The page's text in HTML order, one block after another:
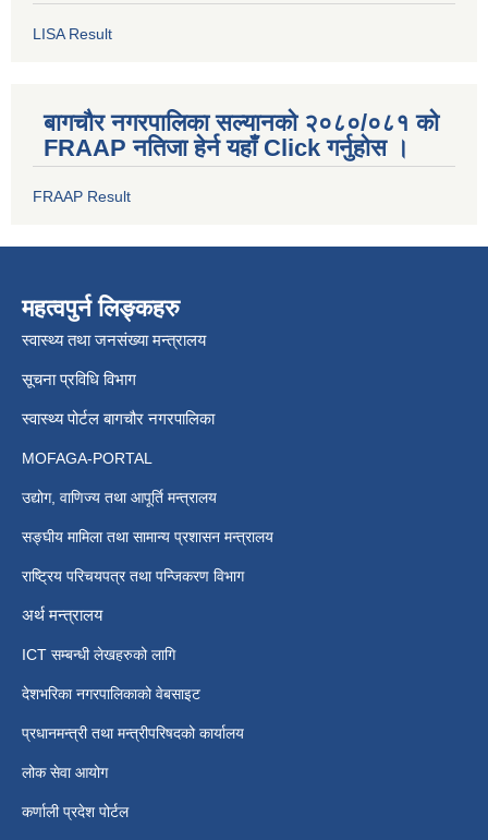
LISA Result
बागचौर नगरपालिका सल्यानको २०८०/०८१ को
FRAAP नतिजा हेर्न यहाँ Click गर्नुहोस ।
FRAAP Result
महत्वपुर्न लिङ्कहरु
स्वास्थ्य तथा जनसंख्या मन्त्रालय
सूचना प्रविधि विभाग
स्वास्थ्य पोर्टल बागचौर नगरपालिका
MOFAGA-PORTAL
उद्योग, वाणिज्य तथा आपूर्ति मन्त्रालय
सङ्घीय मामिला तथा सामान्य प्रशासन मन्त्रालय
राष्ट्रिय परिचयपत्र तथा पन्जिकरण विभाग
अर्थ मन्त्रालय
ICT सम्बन्धी लेखहरुको लागि
देशभरिका नगरपालिकाको वेबसाइट
प्रधानमन्त्री तथा मन्त्रीपरिषदको कार्यालय
लोक सेवा आयोग
कर्णाली प्रदेश पोर्टल